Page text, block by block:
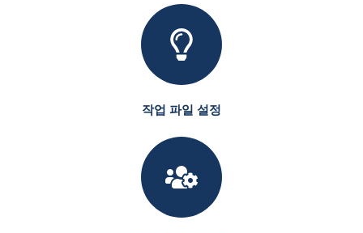
작업 파일 설정